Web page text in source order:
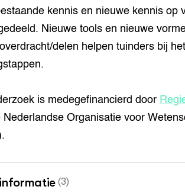
kennis en nieuwe kennis op
Nieuwe tools en nieuwe
delen helpen tuinders bij
is medegefinancierd door
Nederlandse Organisatie voor
(3)